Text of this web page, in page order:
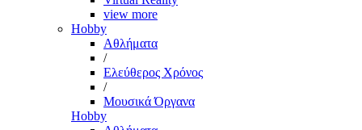
view more
Hobby
Αθλήματα
/
Ελεύθερος Χρόνος
/
Μουσικά Όργανα
Hobby